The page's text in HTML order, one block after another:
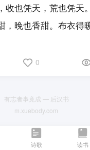
诗歌 读书
收也凭天，荒也凭天
，晚也香甜。布衣得
0
有志者事竟成 — 后汉书
m.xuebody.com